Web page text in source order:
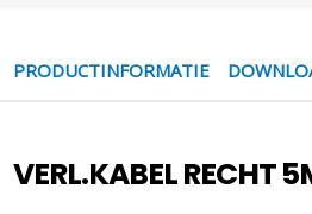
PRODUCTINFORMATIE
VERL.KABEL RECHT